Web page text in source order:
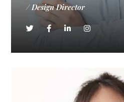
/ Design Director